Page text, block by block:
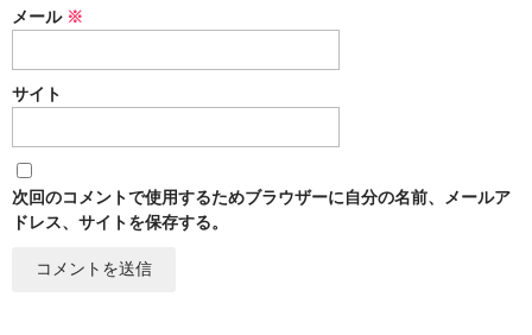
メール ※
サイト
次回のコメントで使用するためブラウザーに自分の名前、メールア
ドレス、サイトを保存する。